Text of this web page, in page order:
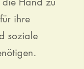
ihre
soziale